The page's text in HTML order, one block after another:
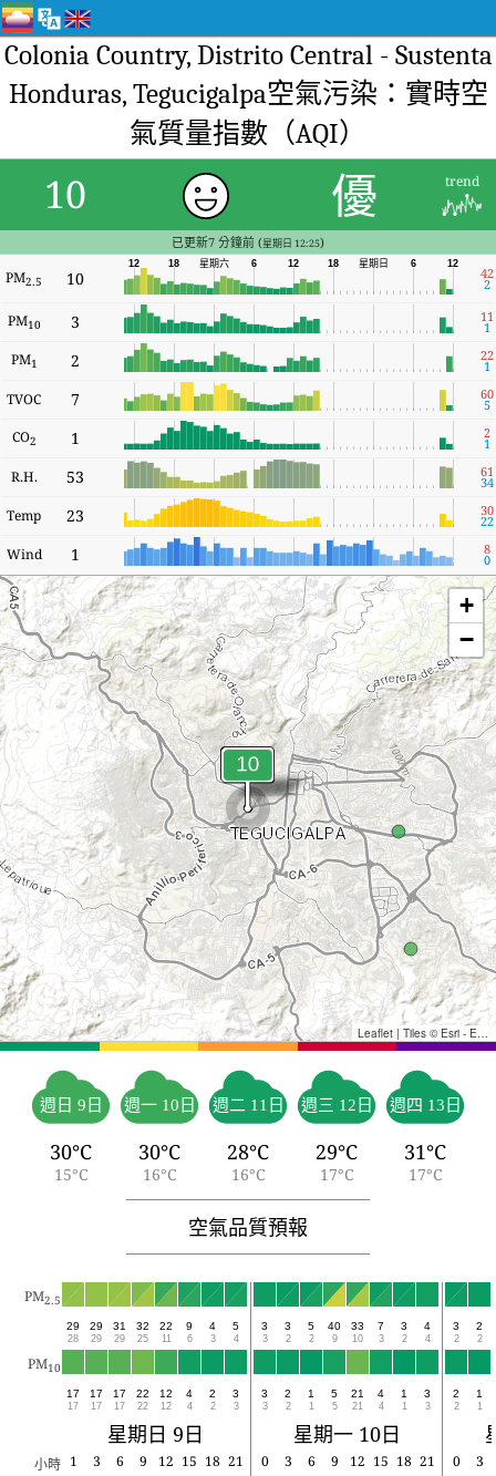
Colonia Country, Distrito Central - Sustenta
Honduras, Tegucigalpa空氣污染：實時空
氣質量指數（AQI）
10 優 trend
已更新7 分鐘前 (星期日 12:25)
PM2.5 10
12
6
星期日
18
12
6
星期六
18
12
42
2
PM10 3 11
1
PM1 2 22
1
TVOC 7 60
5
CO2 1 2
1
R.H. 53 61
34
Temp 23 30
22
Wind 1 8
0
+
−
Leaflet | Tiles © Esri - Esri, DeLorme, NAVTEQ, TomTom, Intermap, iPC, USGS, FAO, NPS, NRCAN, GeoBase, Kadaster NL, Ordnance Survey, Esri Japan, METI, Esri China (Hong Kong), and the GIS User Community
週日 9日
30°C
15°C
週一 10日
30°C
16°C
週二 11日
28°C
16°C
週三 12日
29°C
17°C
週四 13日
31°C
17°C
空氣品質預報
PM2.5
29
28
29
29
31
29
32
25
22
11
9
6
4
3
5
4
3
3
3
2
5
2
40
9
33
10
7
3
3
2
4
4
3
2
2
2
PM10
17
17
17
17
17
17
22
22
12
12
4
4
2
2
3
3
3
3
2
2
1
1
5
5
21
21
4
4
1
1
3
3
2
2
1
1
星期日 9日 星期一 10日
小時 1 3 6 9 12 15 18 21 0 3 6 9 12 15 18 21 0
3